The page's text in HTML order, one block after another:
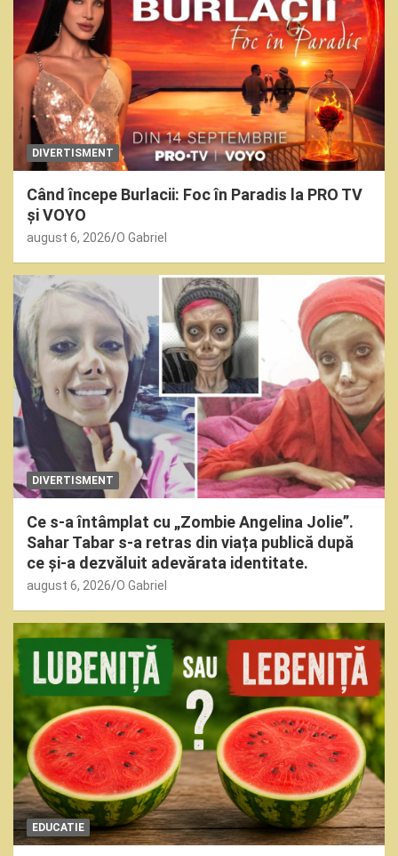
DIVERTISMENT
Când începe Burlacii: Foc în Paradis la PRO TV
și VOYO
august 6, 2026 O Gabriel
DIVERTISMENT
Ce s-a întâmplat cu „Zombie Angelina Jolie”.
Sahar Tabar s-a retras din viața publică după
ce și-a dezvăluit adevărata identitate.
august 6, 2026 O Gabriel
EDUCATIE